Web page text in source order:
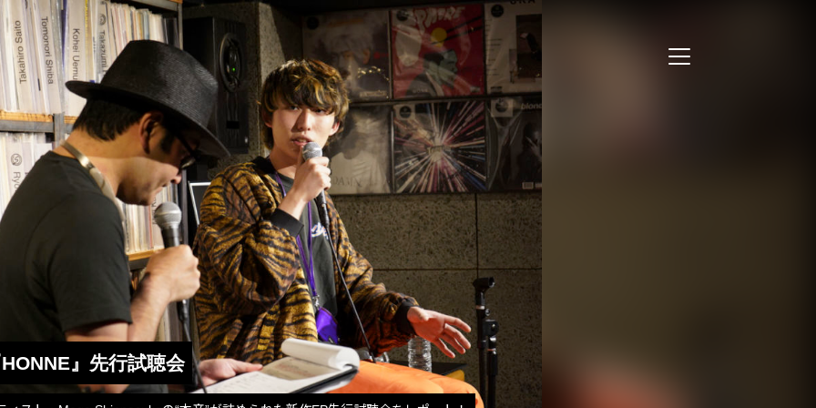
』先行試聴会